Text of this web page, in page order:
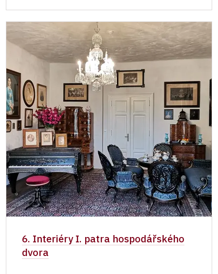
6. Interiéry I. patra hospodářského
dvora